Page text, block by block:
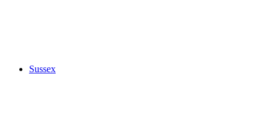
Sussex